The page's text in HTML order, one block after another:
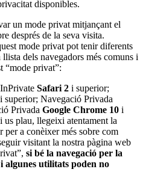
disponibles.
un mode privat mitjançant el
després de la seva visita.
mode privat pot tenir diferents
dels navegadors més comuns i
“mode privat”:
Safari 2 i superior;
i superior; Navegació Privada
Privada Google Chrome 10 i
us plau, llegeixi atentament la
per a conèixer més sobre com
visitant la nostra pàgina web
si bé la navegació per la
algunes utilitats poden no